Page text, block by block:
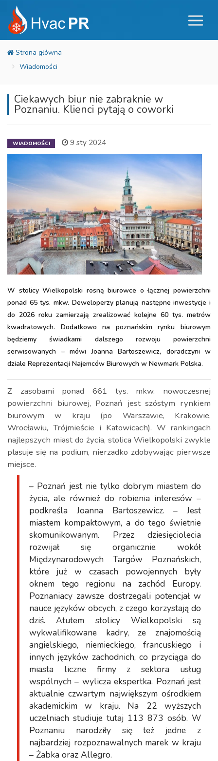
Wiadomości
Ciekawych biur nie zabraknie w
Poznaniu. Klienci pytają o coworki
WIADOMOŚCI 9 sty 2024
W stolicy Wielkopolski rosną biurowce o łącznej powierzchni
ponad 65 tys. mkw. Deweloperzy planują następne inwestycje i
do 2026 roku zamierzają zrealizować kolejne 60 tys. metrów
kwadratowych. Dodatkowo na poznańskim rynku biurowym
będziemy świadkami dalszego rozwoju powierzchni
serwisowanych – mówi Joanna Bartoszewicz, doradczyni w
dziale Reprezentacji Najemców Biurowych w Newmark Polska.
Z zasobami ponad 661 tys. mkw. nowoczesnej
powierzchni biurowej, Poznań jest szóstym rynkiem
biurowym w kraju (po Warszawie, Krakowie,
Wrocławiu, Trójmieście i Katowicach). W rankingach
najlepszych miast do życia, stolica Wielkopolski zwykle
plasuje się na podium, nierzadko zdobywając pierwsze
miejsce.
– Poznań jest nie tylko dobrym miastem do
życia, ale również do robienia interesów –
podkreśla Joanna Bartoszewicz. – Jest
miastem kompaktowym, a do tego świetnie
skomunikowanym. Przez dziesięciolecia
rozwijał się organicznie wokół
Międzynarodowych Targów Poznańskich,
które już w czasach powojennych były
oknem tego regionu na zachód Europy.
Poznaniacy zawsze dostrzegali potencjał w
nauce języków obcych, z czego korzystają do
dziś. Atutem stolicy Wielkopolski są
wykwalifikowane kadry, ze znajomością
angielskiego, niemieckiego, francuskiego i
innych języków zachodnich, co przyciąga do
miasta liczne firmy z sektora usług
wspólnych – wylicza ekspertka. Poznań jest
aktualnie czwartym największym ośrodkiem
akademickim w kraju. Na 22 wyższych
uczelniach studiuje tutaj 113 873 osób. W
Poznaniu narodziły się też jedne z
najbardziej rozpoznawalnych marek w kraju
– Żabka oraz Allegro.